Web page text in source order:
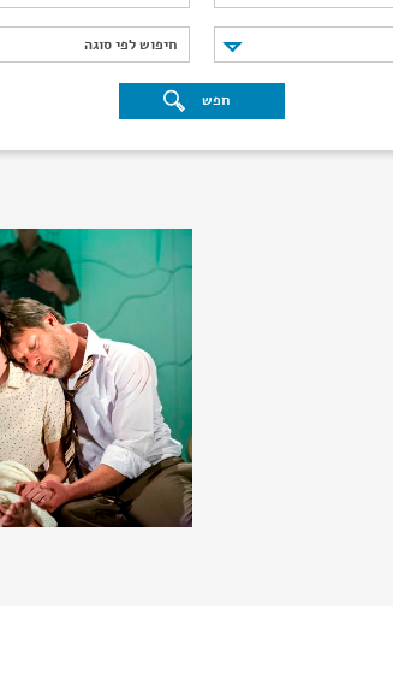
חיפוש לפי סוגה
חיפוש לפי סוגה
חפש